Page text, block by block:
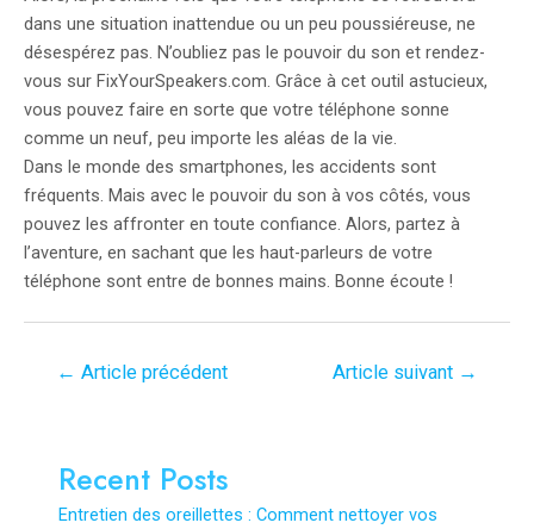
dans une situation inattendue ou un peu poussiéreuse, ne
désespérez pas. N’oubliez pas le pouvoir du son et rendez-
vous sur FixYourSpeakers.com. Grâce à cet outil astucieux,
vous pouvez faire en sorte que votre téléphone sonne
comme un neuf, peu importe les aléas de la vie.
Dans le monde des smartphones, les accidents sont
fréquents. Mais avec le pouvoir du son à vos côtés, vous
pouvez les affronter en toute confiance. Alors, partez à
l’aventure, en sachant que les haut-parleurs de votre
téléphone sont entre de bonnes mains. Bonne écoute !
Navigation
← Article précédent Article suivant →
Recent Posts
Entretien des oreillettes : Comment nettoyer vos